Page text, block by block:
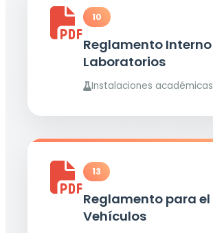
10
Reglamento
Laboratorios
Instalaciones académicas
13
Reglamento para el
Vehículos